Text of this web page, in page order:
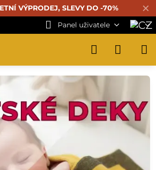
✕
VÝPRODEJ, SLEVY DO -70%
Panel uživatele